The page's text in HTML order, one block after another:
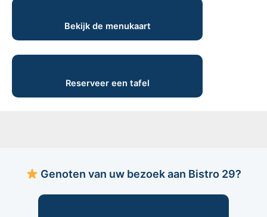
Bekijk de menukaart
Reserveer een tafel
Genoten van uw bezoek aan Bistro 29?